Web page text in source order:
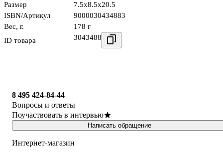
Размер
7.5x8.5x20.5
ISBN/Артикул
9000030434883
Вес, г.
178 г
ID товара
3043488
8 495 424-84-44
Вопросы и ответы
Поучаствовать в интервью
Написать обращение
Интернет-магазин